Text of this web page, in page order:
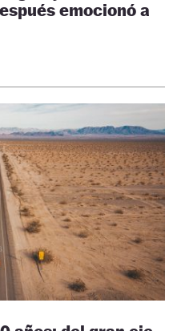
emocionó a